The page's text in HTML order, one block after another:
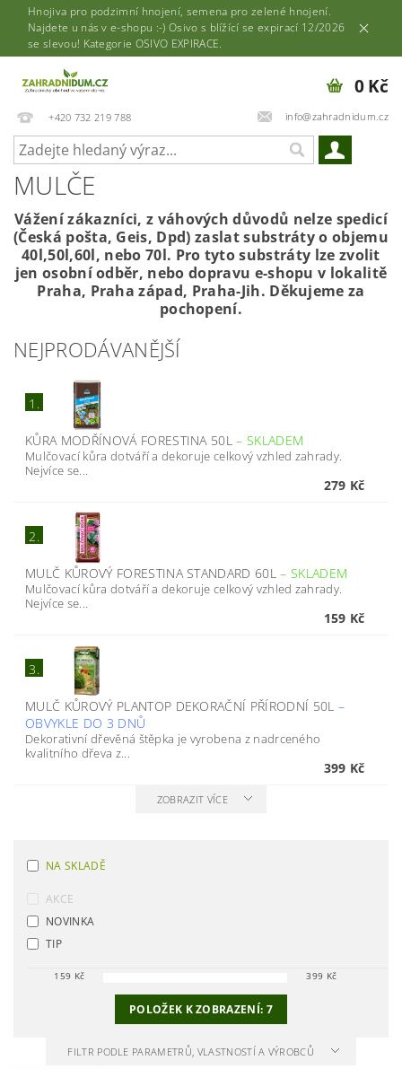
Hnojiva pro podzimní hnojení, semena pro zelené hnojení.
Najdete u nás v e-shopu :-) Osivo s blížící se expirací 12/2026
se slevou! Kategorie OSIVO EXPIRACE.
+420 732 219 788 info@zahradnidum.cz
0 Kč
MULČE
Vážení zákazníci, z váhových důvodů nelze spedicí
(Česká pošta, Geis, Dpd) zaslat substráty o objemu
40l,50l,60l, nebo 70l. Pro tyto substráty lze zvolit
jen osobní odběr, nebo dopravu e-shopu v lokalitě
Praha, Praha západ, Praha-Jih. Děkujeme za
pochopení.
NEJPRODÁVANĚJŠÍ
1.
KŮRA MODŘÍNOVÁ FORESTINA 50L– SKLADEM
Mulčovací kůra dotváří a dekoruje celkový vzhled zahrady.
Nejvíce se...
279 Kč
2.
MULČ KŮROVÝ FORESTINA STANDARD 60L– SKLADEM
Mulčovací kůra dotváří a dekoruje celkový vzhled zahrady.
Nejvíce se...
159 Kč
3.
MULČ KŮROVÝ PLANTOP DEKORAČNÍ PŘÍRODNÍ 50L –
OBVYKLE DO 3 DNŮ
Dekorativní dřevěná štěpka je vyrobena z nadrceného
kvalitního dřeva z...
399 Kč
ZOBRAZIT VÍCE
NA SKLADĚ
AKCE
NOVINKA
TIP
159 Kč 399 Kč
POLOŽEK K ZOBRAZENÍ: 7
FILTR PODLE PARAMETRŮ, VLASTNOSTÍ A VÝROBCŮ